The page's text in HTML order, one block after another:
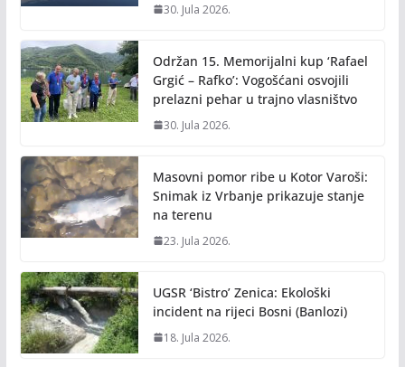
30. Jula 2026.
Održan 15. Memorijalni kup ‘Rafael
Grgić – Rafko’: Vogošćani osvojili
prelazni pehar u trajno vlasništvo
30. Jula 2026.
Masovni pomor ribe u Kotor Varoši:
Snimak iz Vrbanje prikazuje stanje
na terenu
23. Jula 2026.
UGSR ‘Bistro’ Zenica: Ekološki
incident na rijeci Bosni (Banlozi)
18. Jula 2026.